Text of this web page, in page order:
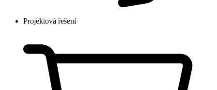
Projektová řešení